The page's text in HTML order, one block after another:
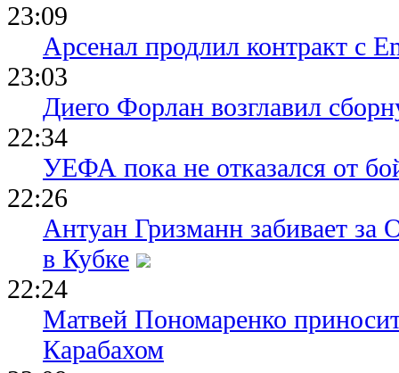
23:09
Арсенал продлил контракт с
23:03
Диего Форлан возглавил
22:34
УЕФА пока не отказался от
22:26
Антуан Гризманн забивает за
в Кубке
22:24
Матвей Пономаренко
Карабахом